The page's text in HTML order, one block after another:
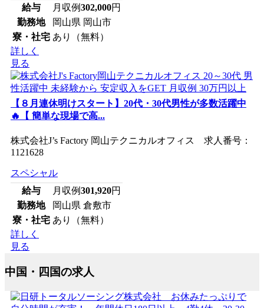
給与
月収例302,000円
勤務地
岡山県 岡山市
寮・社宅 あり（無料）
詳しく
見る
【８月連休明けスタート】20代・30代男性が多数活躍中
🔥【 簡単な現場で高...
株式会社J’s Factory 岡山テクニカルオフィス 求人番号：
1121628
スペシャル
給与
月収例301,920円
勤務地
岡山県 倉敷市
寮・社宅 あり（無料）
詳しく
見る
中国・四国の求人